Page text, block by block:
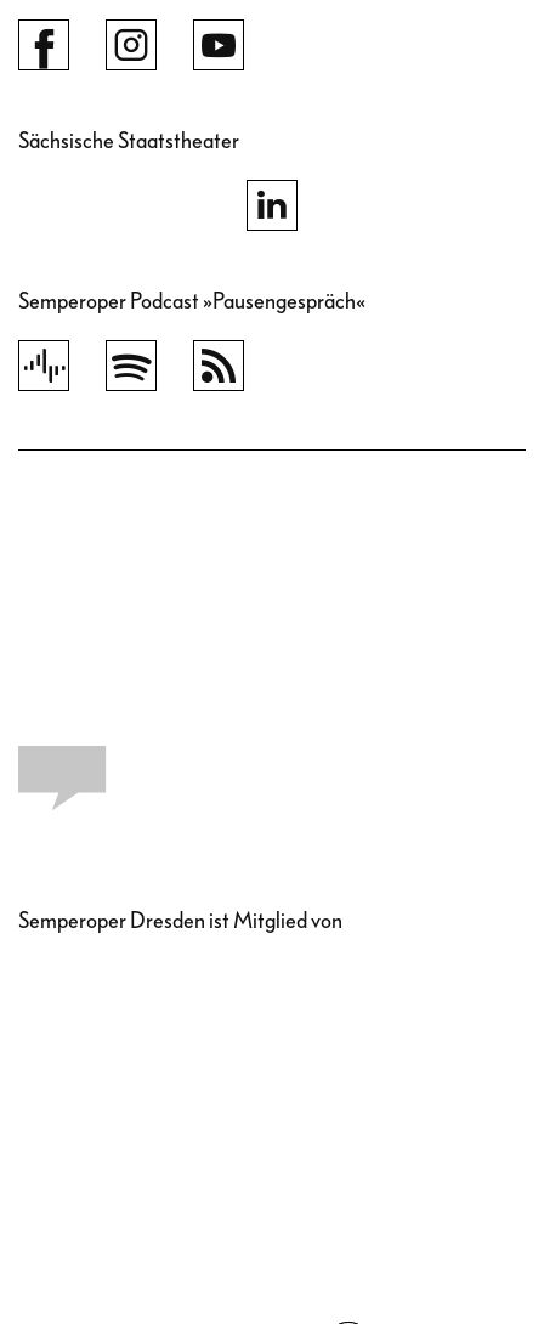
Sächsische Staatstheater
Semperoper Podcast »Pausengespräch«
Semperoper Dresden ist Mitglied von